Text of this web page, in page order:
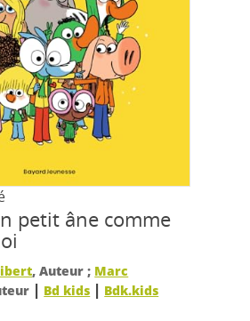
petit âne comme
, Auteur ; Marc
| Bd kids | Bdk.kids